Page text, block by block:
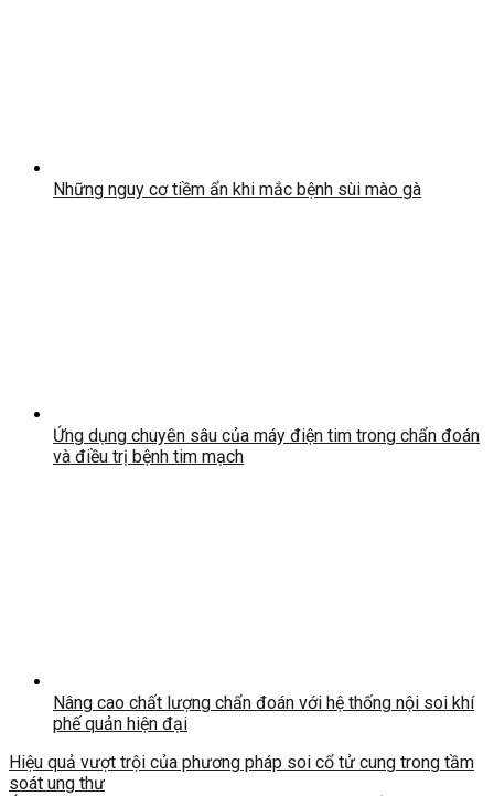
Những nguy cơ tiềm ẩn khi mắc bệnh sùi mào gà
Ứng dụng chuyên sâu của máy điện tim trong chẩn đoán
và điều trị bệnh tim mạch
Nâng cao chất lượng chẩn đoán với hệ thống nội soi khí
phế quản hiện đại
Hiệu quả vượt trội của phương pháp soi cổ tử cung trong tầm
soát ung thư